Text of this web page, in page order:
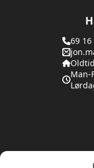
69 16
Man-